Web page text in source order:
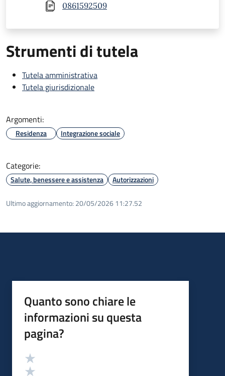
0861592509
Strumenti di tutela
Tutela amministrativa
Tutela giurisdizionale
Argomenti:
Residenza Integrazione sociale
Categorie:
Salute, benessere e assistenza Autorizzazioni
Ultimo aggiornamento: 20/05/2026 11:27.52
Quanto sono chiare le
informazioni su questa
pagina?
Valutazione